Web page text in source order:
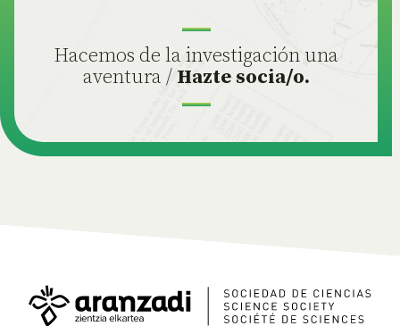
Hacemos de la investigación una
aventura / Hazte socia/o.